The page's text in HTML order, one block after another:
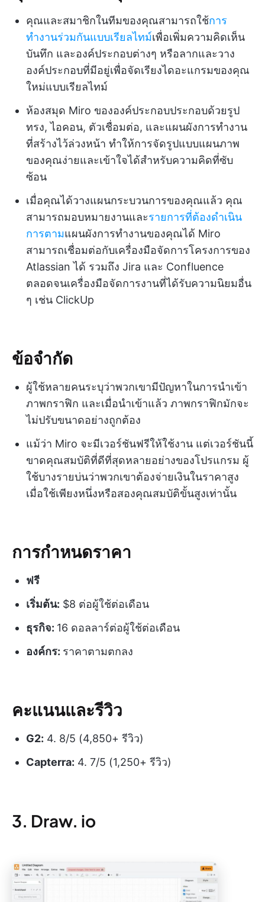
คุณและสมาชิกในทีมของคุณสามารถใช้การ
ทำงานร่วมกันแบบเรียลไทม์เพื่อเพิ่มความคิดเห็น
บันทึก และองค์ประกอบต่างๆ หรือลากและวาง
องค์ประกอบที่มีอยู่เพื่อจัดเรียงไดอะแกรมของคุณ
ใหม่แบบเรียลไทม์
ห้องสมุด Miro ขององค์ประกอบประกอบด้วยรูป
ทรง, ไอคอน, ตัวเชื่อมต่อ, และแผนผังการทำงาน
ที่สร้างไว้ล่วงหน้า ทำให้การจัดรูปแบบแผนภาพ
ของคุณง่ายและเข้าใจได้สำหรับความคิดที่ซับ
ซ้อน
เมื่อคุณได้วางแผนกระบวนการของคุณแล้ว คุณ
สามารถมอบหมายงานและรายการที่ต้องดำเนิน
การตามแผนผังการทำงานของคุณได้ Miro
สามารถเชื่อมต่อกับเครื่องมือจัดการโครงการของ
Atlassian ได้ รวมถึง Jira และ Confluence
ตลอดจนเครื่องมือจัดการงานที่ได้รับความนิยมอื่น
ๆ เช่น ClickUp
ข้อจำกัด
ผู้ใช้หลายคนระบุว่าพวกเขามีปัญหาในการนำเข้า
ภาพกราฟิก และเมื่อนำเข้าแล้ว ภาพกราฟิกมักจะ
ไม่ปรับขนาดอย่างถูกต้อง
แม้ว่า Miro จะมีเวอร์ชันฟรีให้ใช้งาน แต่เวอร์ชันนี้
ขาดคุณสมบัติที่ดีที่สุดหลายอย่างของโปรแกรม ผู้
ใช้บางรายบ่นว่าพวกเขาต้องจ่ายเงินในราคาสูง
เมื่อใช้เพียงหนึ่งหรือสองคุณสมบัติขั้นสูงเท่านั้น
การกำหนดราคา
ฟรี
เริ่มต้น: $8 ต่อผู้ใช้ต่อเดือน
ธุรกิจ: 16 ดอลลาร์ต่อผู้ใช้ต่อเดือน
องค์กร: ราคาตามตกลง
คะแนนและรีวิว
G2: 4. 8/5 (4,850+ รีวิว)
Capterra: 4. 7/5 (1,250+ รีวิว)
3. Draw. io